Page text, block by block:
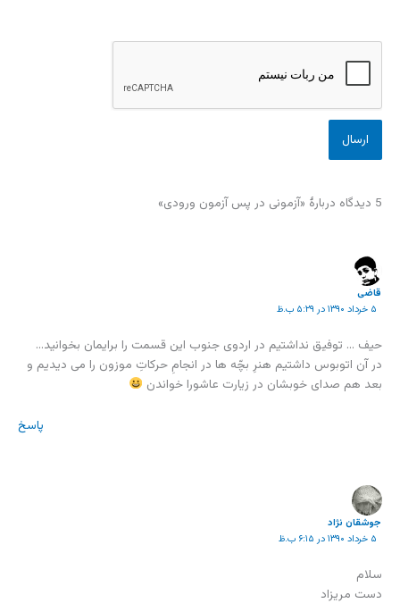
5 دیدگاه دربارهٔ «آزمونی در پس آزمون ورودی»
قاضی
۵ خرداد ۱۳۹۰ در ۵:۲۹ ب.ظ
حیف … توفیق نداشتیم در اردوی جنوب این قسمت را برایمان بخوانید…
در آن اتوبوس داشتیم هنرِ بچّه ها در انجامِ حرکاتِ موزون را می دیدیم و
بعد هم صدای خوبشان در زیارت عاشورا خواندن
پاسخ
جوشقان نژاد
۵ خرداد ۱۳۹۰ در ۶:۱۵ ب.ظ
سلام
دست مریزاد